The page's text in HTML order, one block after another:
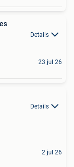
Details
23 jul 26
Details
2 jul 26